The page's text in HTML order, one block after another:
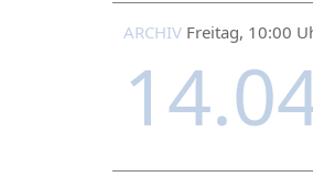
ARCHIV Freitag, 10:00